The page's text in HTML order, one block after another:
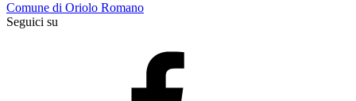
Comune di Oriolo Romano
Seguici su